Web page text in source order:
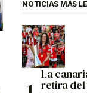
NOTICIAS MÁS
La
retira del